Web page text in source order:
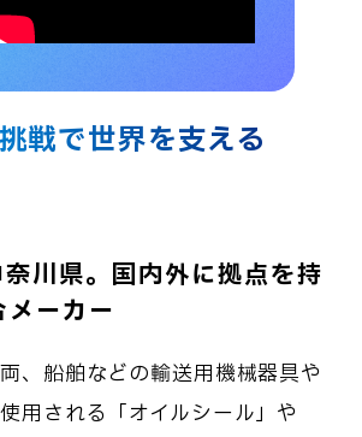
戦で世界を支える
川県。国内外に拠点を持
ーカー
、船舶などの輸送用機械器具や
用される「オイルシール」や